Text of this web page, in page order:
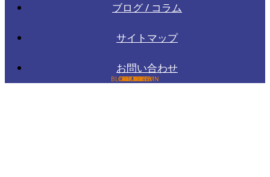
ブログ / コラム
サイトマップ
お問い合わせ